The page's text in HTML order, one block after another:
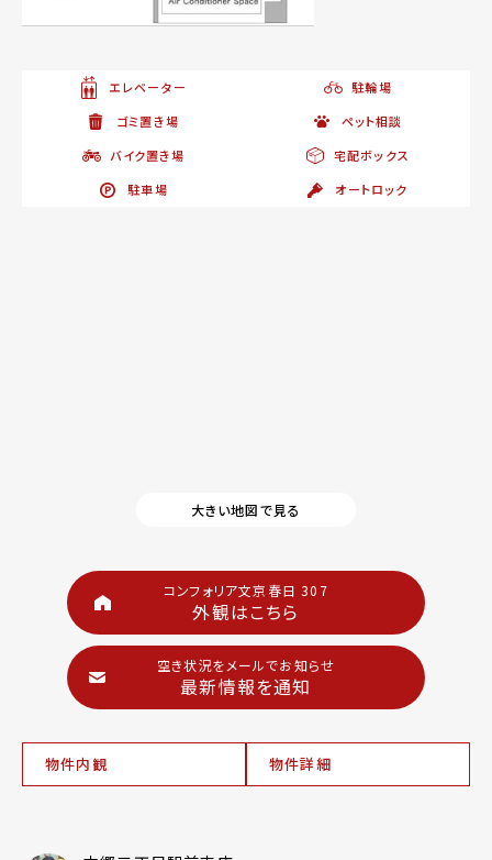
エレベーター
駐輪場
ゴミ置き場
ペット相談
バイク置き場
宅配ボックス
駐車場
オートロック
大きい地図で見る
コンフォリア文京春日 307
外観はこちら
空き状況をメールでお知らせ
最新情報を通知
物件内観 物件詳細